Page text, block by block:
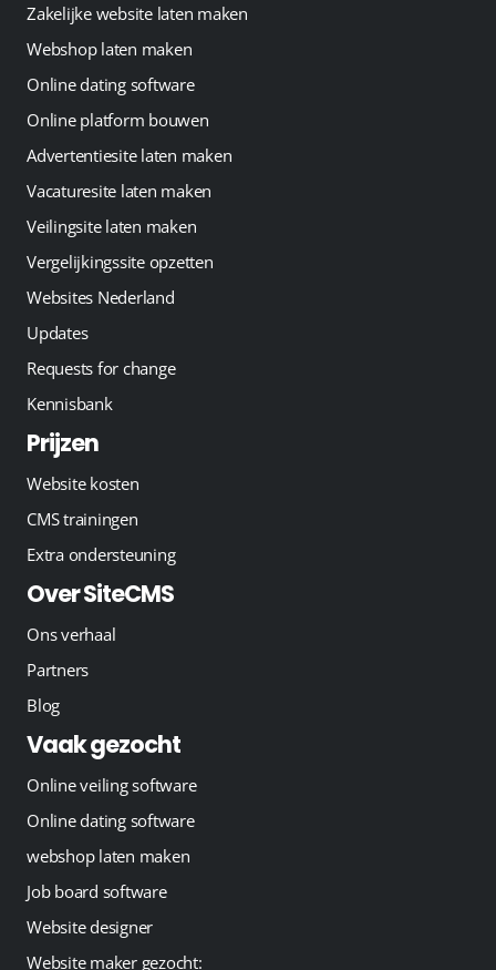
Zakelijke website laten maken
Webshop laten maken
Online dating software
Online platform bouwen
Advertentiesite laten maken
Vacaturesite laten maken
Veilingsite laten maken
Vergelijkingssite opzetten
Websites Nederland
Updates
Requests for change
Kennisbank
Prijzen
Website kosten
CMS trainingen
Extra ondersteuning
Over SiteCMS
Ons verhaal
Partners
Blog
Vaak gezocht
Online veiling software
Online dating software
webshop laten maken
Job board software
Website designer
Website maker gezocht: